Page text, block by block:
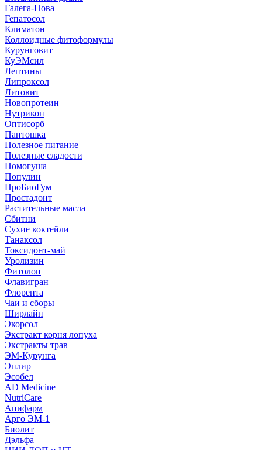
Галега-Нова
Гепатосол
Климатон
Коллоидные фитоформулы
Курунговит
КуЭМсил
Лептины
Липроксол
Литовит
Новопротеин
Нутрикон
Оптисорб
Пантошка
Полезное питание
Полезные сладости
Помогуша
Популин
ПроБиоГум
Простадонт
Растительные масла
Сбитни
Сухие коктейли
Танаксол
Токсидонт-май
Уролизин
Фитолон
Флавигран
Флорента
Чаи и сборы
Ширлайн
Экорсол
Экстракт корня лопуха
Экстракты трав
ЭМ-Курунга
Эплир
Эсобел
AD Medicine
NutriCare
Апифарм
Арго ЭМ-1
Биолит
Дэльфа